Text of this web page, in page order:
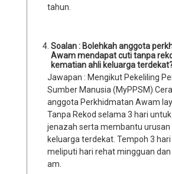
tahun.
Soalan : Bolehkah anggota
Awam mendapat cuti tanpa
kematian ahli keluarga
Jawapan : Mengikut Pekeliling
Sumber Manusia (MyPPSM)
anggota Perkhidmatan Awam
Tanpa Rekod selama 3 hari
jenazah serta membantu urusan
keluarga terdekat. Tempoh 3
meliputi hari rehat mingguan
am.